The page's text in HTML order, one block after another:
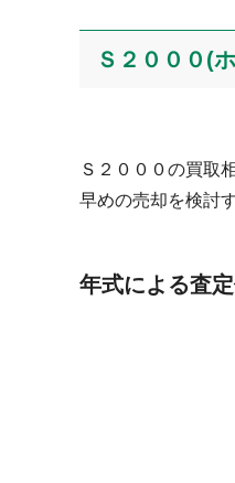
Ｓ２０００(
Ｓ２０００の買取
早めの売却を検討
年式による査